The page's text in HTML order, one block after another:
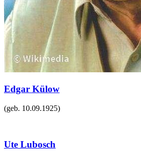
Edgar Külow
(geb. 10.09.1925)
Ute Lubosch